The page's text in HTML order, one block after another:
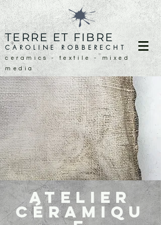
TERRE ET FIBRE
CAROLINE ROBBERECHT
ceramics - textile - mixed
media
atelier
céramiqu